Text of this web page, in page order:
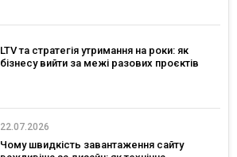
LTV та стратегія утримання на роки: як
бізнесу вийти за межі разових проєктів
22.07.2026
Чому швидкість завантаження сайту